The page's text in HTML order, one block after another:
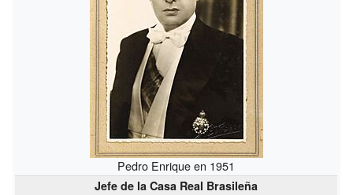
Pedro Enrique en 1951
Jefe de la Casa Real Brasileña